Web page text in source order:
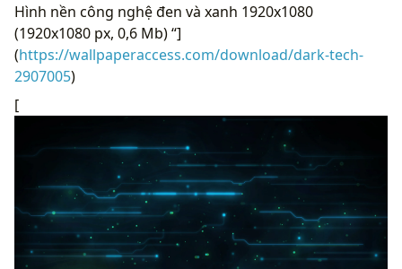
Hình nền công nghệ đen và xanh 1920x1080
(1920x1080 px, 0,6 Mb) “]
(https://wallpaperaccess.com/download/dark-tech-
2907005)
[